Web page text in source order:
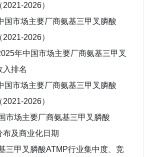
2026）
国市场主要厂商氨基三甲叉膦酸
2026）
年中国市场主要厂商氨基三甲叉
入排名
国市场主要厂商氨基三甲叉膦酸
2026）
市场主要厂商氨基三甲叉膦酸
布及商业化日期
三甲叉膦酸ATMP行业集中度、竞